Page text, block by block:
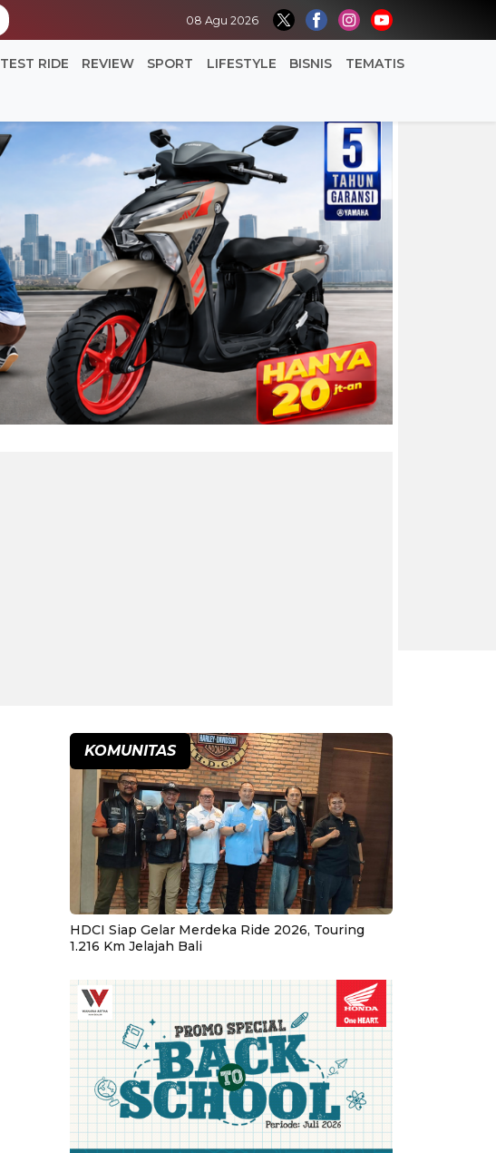
08 Agu 2026
TEST RIDE REVIEW SPORT LIFESTYLE BISNIS TEMATIS
KOMUNITAS
HDCI Siap Gelar Merdeka Ride 2026, Touring
1.216 Km Jelajah Bali